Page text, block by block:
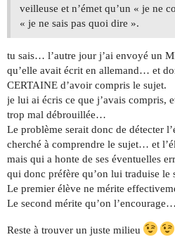
veilleuse et n’émet qu’un « je ne
« je ne sais pas quoi dire ».
tu sais… l’autre jour j’ai envoyé un
qu’elle avait écrit en allemand… et
CERTAINE d’avoir compris le sujet.
je lui ai écris ce que j’avais compris,
trop mal débrouillée…
Le problème serait donc de détecter
cherché à comprendre le sujet… et
mais qui a honte de ses éventuelles
qui donc préfère qu’on lui traduise
Le premier élève ne mérite
Le second mérite qu’on l’encourage…
Reste à trouver un juste milieu